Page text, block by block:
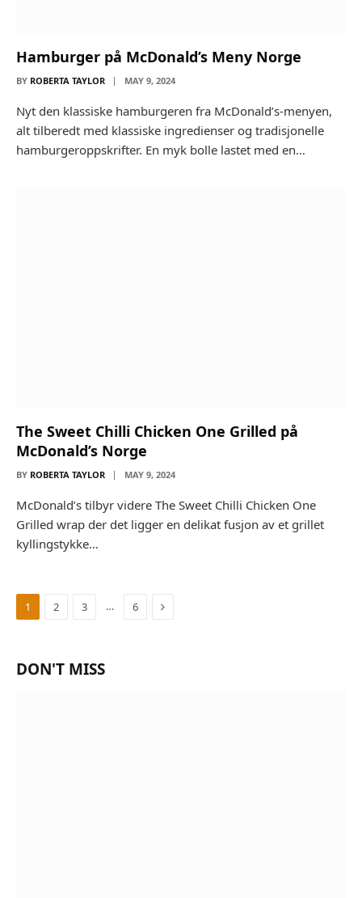
Hamburger på McDonald’s Meny Norge
BY ROBERTA TAYLOR MAY 9, 2024
Nyt den klassiske hamburgeren fra McDonald’s-menyen,
alt tilberedt med klassiske ingredienser og tradisjonelle
hamburgeroppskrifter. En myk bolle lastet med en…
The Sweet Chilli Chicken One Grilled på
McDonald’s Norge
BY ROBERTA TAYLOR MAY 9, 2024
McDonald’s tilbyr videre The Sweet Chilli Chicken One
Grilled wrap der det ligger en delikat fusjon av et grillet
kyllingstykke…
1 2 3 … 6 Next
DON'T MISS